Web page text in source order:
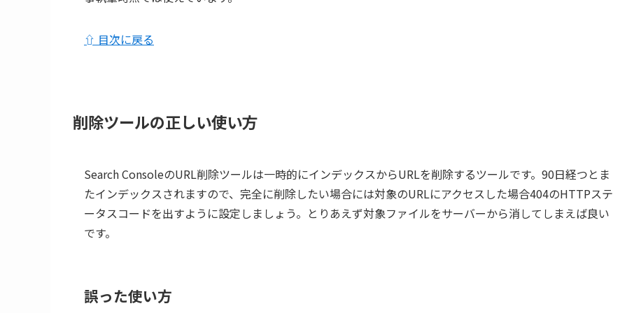
⇧ 目次に戻る
削除ツールの正しい使い方
Search ConsoleのURL削除ツールは一時的にインデックスからURLを削除するツールです。90日経つとま
たインデックスされますので、完全に削除したい場合には対象のURLにアクセスした場合404のHTTPステ
ータスコードを出すように設定しましょう。とりあえず対象ファイルをサーバーから消してしまえば良い
です。
誤った使い方